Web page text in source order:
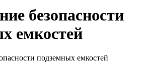
безопасности
емкостей